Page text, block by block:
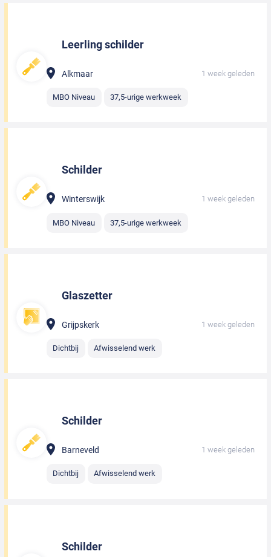
Leerling schilder
Alkmaar 1 week geleden
MBO Niveau 37,5-urige werkweek
Schilder
Winterswijk 1 week geleden
MBO Niveau 37,5-urige werkweek
Glaszetter
Grijpskerk 1 week geleden
Dichtbij Afwisselend werk
Schilder
Barneveld 1 week geleden
Dichtbij Afwisselend werk
Schilder